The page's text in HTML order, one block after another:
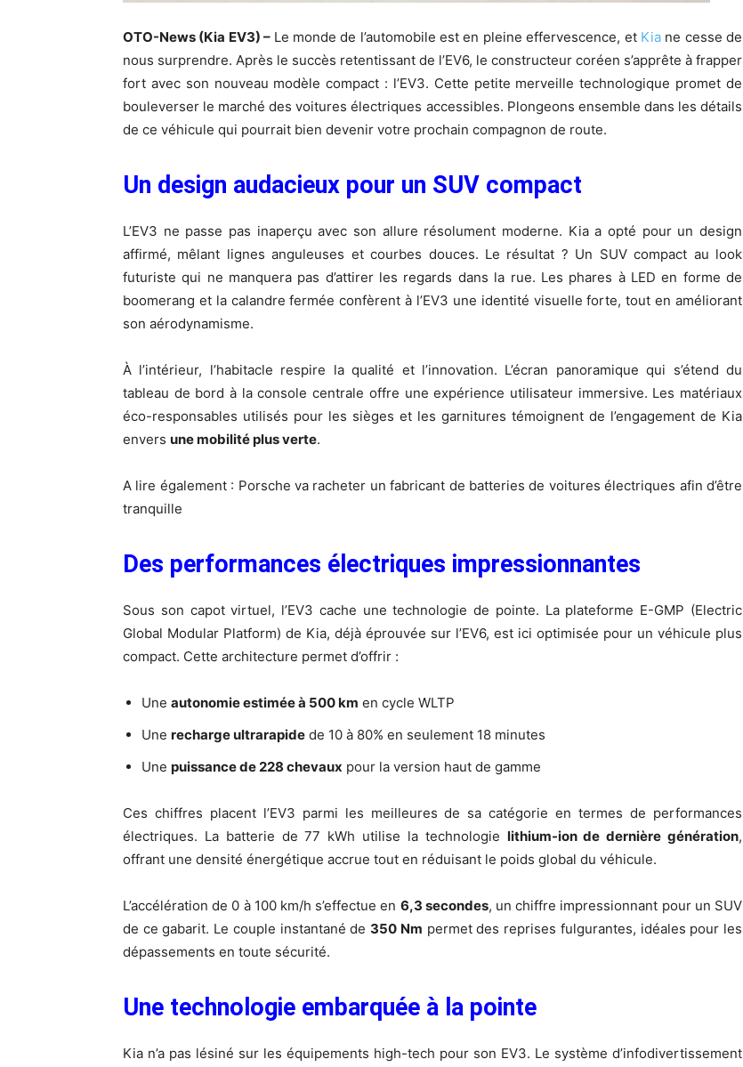
OTO-News (Kia EV3) – Le monde de l’automobile est en pleine effervescence, et Kiane cesse de
nous surprendre. Après le succès retentissant de l’EV6, le constructeur coréen s’apprête à frapper
fort avec son nouveau modèle compact : l’EV3. Cette petite merveille technologique promet de
bouleverser le marché des voitures électriques accessibles. Plongeons ensemble dans les détails
de ce véhicule qui pourrait bien devenir votre prochain compagnon de route.
Un design audacieux pour un SUV compact
L’EV3 ne passe pas inaperçu avec son allure résolument moderne. Kia a opté pour un design
affirmé, mêlant lignes anguleuses et courbes douces. Le résultat ? Un SUV compact au look
futuriste qui ne manquera pas d’attirer les regards dans la rue. Les phares à LED en forme de
boomerang et la calandre fermée confèrent à l’EV3 une identité visuelle forte, tout en améliorant
son aérodynamisme.
À l’intérieur, l’habitacle respire la qualité et l’innovation. L’écran panoramique qui s’étend du
tableau de bord à la console centrale offre une expérience utilisateur immersive. Les matériaux
éco-responsables utilisés pour les sièges et les garnitures témoignent de l’engagement de Kia
envers une mobilité plus verte.
A lire également : Porsche va racheter un fabricant de batteries de voitures électriques afin d’être
tranquille
Des performances électriques impressionnantes
Sous son capot virtuel, l’EV3 cache une technologie de pointe. La plateforme E-GMP (Electric
Global Modular Platform) de Kia, déjà éprouvée sur l’EV6, est ici optimisée pour un véhicule plus
compact. Cette architecture permet d’offrir :
Une autonomie estimée à 500 km en cycle WLTP
Une recharge ultrarapide de 10 à 80% en seulement 18 minutes
Une puissance de 228 chevaux pour la version haut de gamme
Ces chiffres placent l’EV3 parmi les meilleures de sa catégorie en termes de performances
électriques. La batterie de 77 kWh utilise la technologie lithium-ion de dernière génération,
offrant une densité énergétique accrue tout en réduisant le poids global du véhicule.
L’accélération de 0 à 100 km/h s’effectue en 6,3 secondes, un chiffre impressionnant pour un SUV
de ce gabarit. Le couple instantané de 350 Nm permet des reprises fulgurantes, idéales pour les
dépassements en toute sécurité.
Une technologie embarquée à la pointe
Kia n’a pas lésiné sur les équipements high-tech pour son EV3. Le système d’infodivertissement